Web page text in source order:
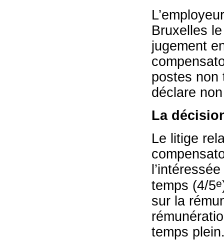
Bruxelles
jugement
postes non
déclare
La
Le litige
temps (4/5e
sur la
temps